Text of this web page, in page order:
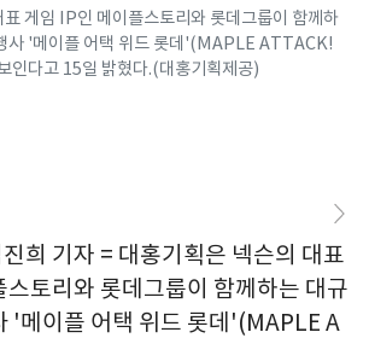
게임 IP인 메이플스토리와 롯데그룹이 함께하
사 '메이플 어택 위드 롯데'(MAPLE ATTACK!
다고 15일 밝혔다.(대홍기획제공)
희 기자 = 대홍기획은 넥슨의 대표
토리와 롯데그룹이 함께하는 대규
'메이플 어택 위드 롯데'(MAPLE A